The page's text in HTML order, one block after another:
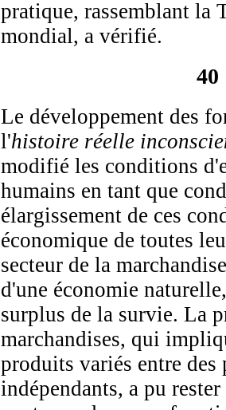
pratique, rassemblant la
mondial, a vérifié.
40
Le développement des
l'histoire réelle
modifié les conditions
humains en tant que
élargissement de ces
économique de toutes
secteur de la
d'une économie
surplus de la survie. La
marchandises, qui
produits variés entre des
indépendants, a pu